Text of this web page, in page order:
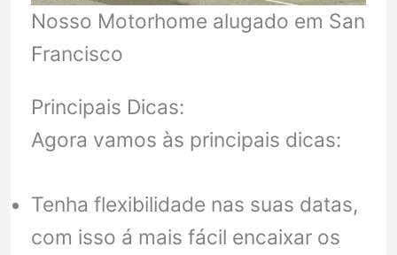
Nosso Motorhome alugado em San
Francisco
Principais Dicas:
Agora vamos às principais dicas:
Tenha flexibilidade nas suas datas,
com isso á mais fácil encaixar os